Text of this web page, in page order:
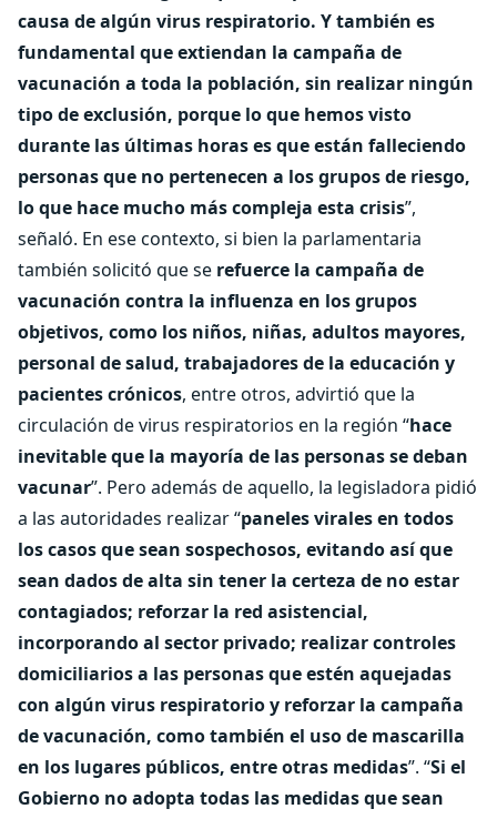
causa de algún virus respiratorio. Y también es
fundamental que extiendan la campaña de
vacunación a toda la población, sin realizar ningún
tipo de exclusión, porque lo que hemos visto
durante las últimas horas es que están falleciendo
personas que no pertenecen a los grupos de riesgo,
lo que hace mucho más compleja esta crisis”,
señaló. En ese contexto, si bien la parlamentaria
también solicitó que se refuerce la campaña de
vacunación contra la influenza en los grupos
objetivos, como los niños, niñas, adultos mayores,
personal de salud, trabajadores de la educación y
pacientes crónicos, entre otros, advirtió que la
circulación de virus respiratorios en la región “hace
inevitable que la mayoría de las personas se deban
vacunar”. Pero además de aquello, la legisladora pidió
a las autoridades realizar “paneles virales en todos
los casos que sean sospechosos, evitando así que
sean dados de alta sin tener la certeza de no estar
contagiados; reforzar la red asistencial,
incorporando al sector privado; realizar controles
domiciliarios a las personas que estén aquejadas
con algún virus respiratorio y reforzar la campaña
de vacunación, como también el uso de mascarilla
en los lugares públicos, entre otras medidas”. “Si el
Gobierno no adopta todas las medidas que sean